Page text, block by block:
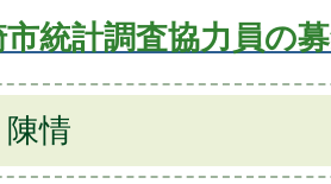
統計調査協力員の
情